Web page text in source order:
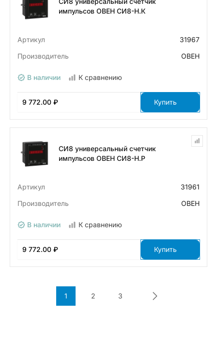
импульсов ОВЕН СИ8-Н.К
Артикул
31967
Производитель
ОВЕН
В наличии К сравнению
9 772.00 ₽ Купить
СИ8 универсальный счетчик
импульсов ОВЕН СИ8-Н.Р
Артикул
31961
Производитель
ОВЕН
В наличии К сравнению
9 772.00 ₽ Купить
1 2 3